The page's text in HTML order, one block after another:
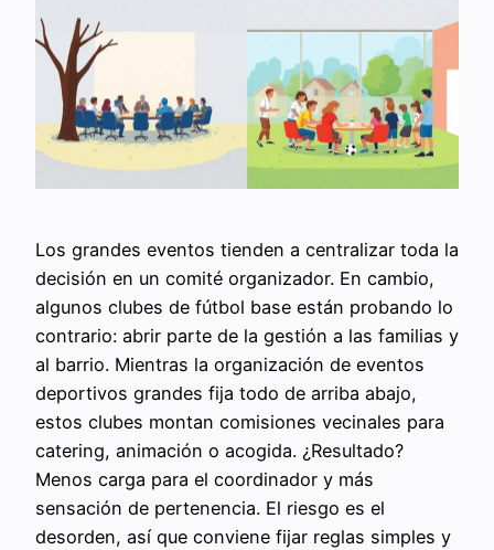
Los grandes eventos tienden a centralizar toda la
decisión en un comité organizador. En cambio,
algunos clubes de fútbol base están probando lo
contrario: abrir parte de la gestión a las familias y
al barrio. Mientras la organización de eventos
deportivos grandes fija todo de arriba abajo,
estos clubes montan comisiones vecinales para
catering, animación o acogida. ¿Resultado?
Menos carga para el coordinador y más
sensación de pertenencia. El riesgo es el
desorden, así que conviene fijar reglas simples y